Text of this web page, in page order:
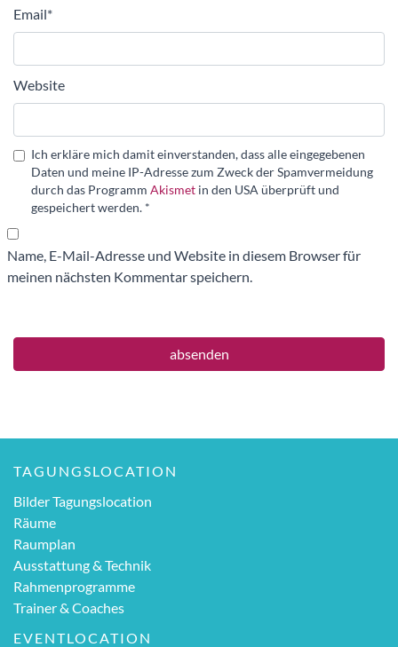
Email*
Website
Ich erkläre mich damit einverstanden, dass alle eingegebenen
Daten und meine IP-Adresse zum Zweck der Spamvermeidung
durch das Programm Akismet in den USA überprüft und
gespeichert werden. *
Name, E-Mail-Adresse und Website in diesem Browser für
meinen nächsten Kommentar speichern.
TAGUNGSLOCATION
Bilder Tagungslocation
Räume
Raumplan
Ausstattung & Technik
Rahmenprogramme
Trainer & Coaches
EVENTLOCATION